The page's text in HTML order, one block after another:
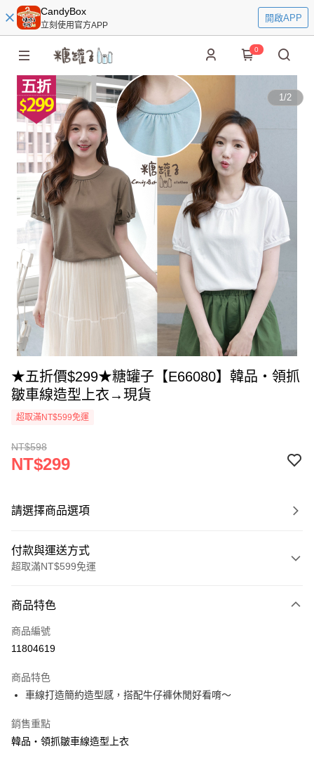
CandyBox
立刻使用官方APP
開啟APP
0
1/2
★五折價$299★糖罐子【E66080】韓品‧領抓
皺車線造型上衣→現貨
超取滿NT$599免運
NT$598
NT$299
請選擇商品選項
付款與運送方式
超取滿NT$599免運
信用卡一次付款
信用卡分期付款
合作金庫商業銀行
華南商業銀行
彰化商業銀行
國泰世華商業銀行
臺灣中小企業銀行
超商取貨付款
Google Pay
商品特色
商品編號
11804619
商品特色
車線打造簡約造型感，搭配牛仔褲休閒好看唷～
銷售重點
韓品‧領抓皺車線造型上衣